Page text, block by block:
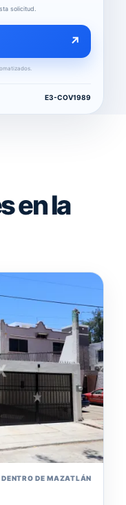
solicitud.
↗
E3-COV1989
en la
↗
DENTRO DE MAZATLÁN